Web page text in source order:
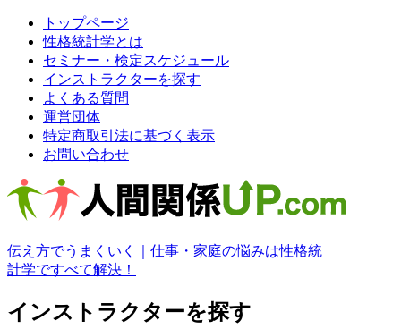
トップページ
性格統計学とは
セミナー・検定スケジュール
インストラクターを探す
よくある質問
運営団体
特定商取引法に基づく表示
お問い合わせ
伝え方でうまくいく｜仕事・家庭の悩みは性格統
計学ですべて解決！
インストラクターを探す